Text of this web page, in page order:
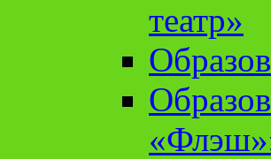
театр»